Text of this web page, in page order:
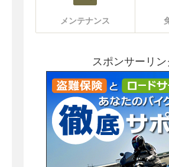
メンテナンス
スポンサーリン